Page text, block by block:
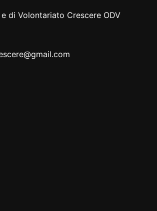
di Volontariato Crescere ODV